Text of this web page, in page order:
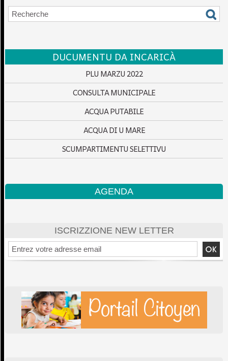
DUCUMENTU DA INCARICÀ
PLU MARZU 2022
CONSULTA MUNICIPALE
ACQUA PUTABILE
ACQUA DI U MARE
SCUMPARTIMENTU SELETTIVU
AGENDA
ISCRIZZIONE NEW LETTER